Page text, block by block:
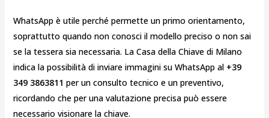
WhatsApp è utile perché permette un primo orientamento,
soprattutto quando non conosci il modello preciso o non sai
se la tessera sia necessaria. La Casa della Chiave di Milano
indica la possibilità di inviare immagini su WhatsApp al +39
349 3863811 per un consulto tecnico e un preventivo,
ricordando che per una valutazione precisa può essere
necessario visionare la chiave.